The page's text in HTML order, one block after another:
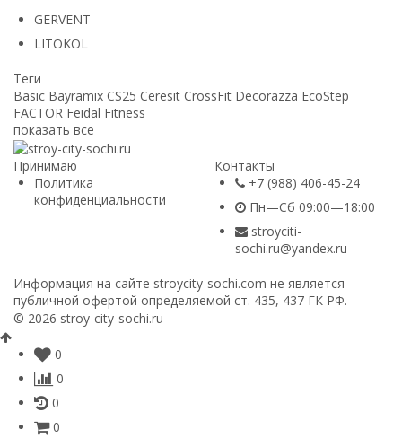
GERVENT
LITOKOL
Теги
Basic Bayramix CS25 Ceresit CrossFit Decorazza EcoStep
FACTOR Feidal Fitness
показать все
Принимаю
Политика
конфиденциальности
Контакты
+7 (988) 406-45-24
Пн—Сб 09:00—18:00
stroyciti-
sochi.ru@yandex.ru
Информация на сайте stroycity-sochi.com не является
публичной офертой определяемой ст. 435, 437 ГК РФ.
© 2026 stroy-city-sochi.ru
0
0
0
0